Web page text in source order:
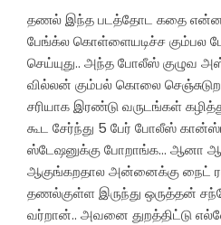
தணல் இந்த படத்தோட கதை
பேங்க்ல கொள்ளையடிச்ச கும்பல
செய்யுது.. அந்த போலீஸ் குழுவ
வில்லன் கும்பல் கொலை
சரியாக இரண்டு வருடங்கள்
கூட சேர்ந்து 5 பேர் போலீஸ்
ஸ்டேஷனுக்கு போறாங்க… ஆனா
ஆகுங்கறதால அன்னைக்கு நைட்
தணல்குள்ள இருந்து ஒருத்தன்
வர்றான்.. அவனை துறத்திட்டு